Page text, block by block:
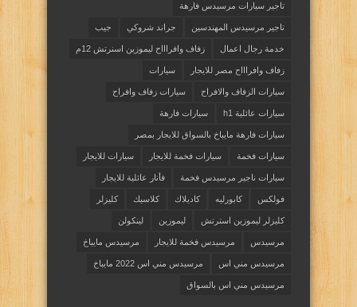
تاجير سيارات مرسيدس فارهة
تاجير مرسيدس المهندسين جراند شروكي جيب
خدمة رجال اعمال زفاف وافراااح ليموزين اسنرتش 12م
زفاف وافراااح مصر للايجار سيارات
سيارات الزفاف والافراح سيارات زفاف وافراح
سيارات عائلية h1 سيارات فارهة
سيارات فارهة مايباخ بالسواق للايجار بمصر
سيارات فخمة سيارات فخمة للايجار سيارات للايجار
سيارات ناجير مرسيدس فخمة فأنار عائلية للايجار
فولكس كابورليه كاديلاك كلاسيك كليزلر
كليزلر ليموزين استرتش ليموزين لينكولن
مرسيدس مرسيدس فخمة للايجار مرسيدس مايباخ
مرسيدس مني اس مرسيدس مني اس 2022 مايباخ
مرسيدس مني اس بالسواق